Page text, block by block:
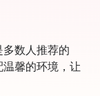
数人推荐的
温馨的环境，让